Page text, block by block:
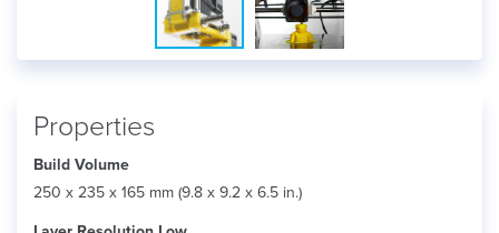
Properties
Build Volume
250 x 235 x 165 mm (9.8 x 9.2 x 6.5 in.)